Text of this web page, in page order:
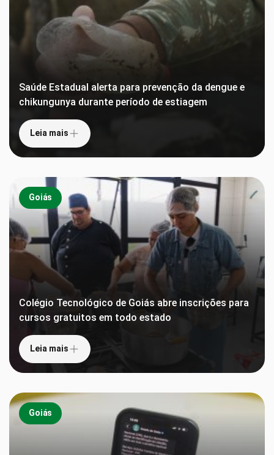
Saúde Estadual alerta para prevenção da dengue e
chikungunya durante período de estiagem
Leia mais
Goiás
Colégio Tecnológico de Goiás abre inscrições para
cursos gratuitos em todo estado
Leia mais
Goiás